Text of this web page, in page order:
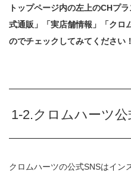
トップページ内の左上のCHプ
式通販」「実店舗情報」「クロ
のでチェックしてみてください！
1-2.クロムハーツ
クロムハーツの公式SNSはイン